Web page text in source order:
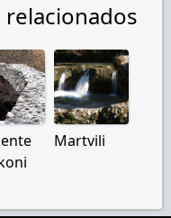
relacionados
Martvili